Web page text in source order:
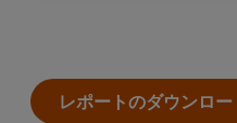
レポートのダウンロー